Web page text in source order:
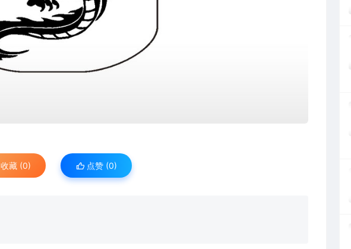
收藏 (0) 点赞 (0)